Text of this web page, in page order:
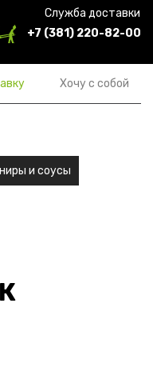
Служба доставки
+7 (381) 220-82-00
Хочу с собой
и соусы